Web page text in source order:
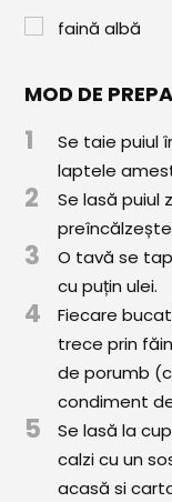
Aluaturi Dulci
Pizza
Rețete cu
Rețete
Salate
Sandwichuri și
Supe și Ciorbe
Rețete Video
iCooking
faină albă
MOD DE
1
Se taie puiul
laptele
2
Se lasă puiul
3
O tavă se
cu puțin ulei.
4
Fiecare
trece prin
de porumb
condiment
5
Se lasă la
calzi cu un
acasă si